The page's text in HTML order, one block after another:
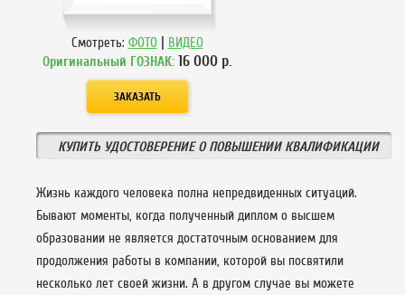
Смотреть: ФОТО | ВИДЕО
Оригинальный ГОЗНАК: 16 000 р.
КУПИТЬ УДОСТОВЕРЕНИЕ О ПОВЫШЕНИИ КВАЛИФИКАЦИИ
Жизнь каждого человека полна непредвиденных ситуаций.
Бывают моменты, когда полученный диплом о высшем
образовании не является достаточным основанием для
продолжения работы в компании, которой вы посвятили
несколько лет своей жизни. А в другом случае вы можете